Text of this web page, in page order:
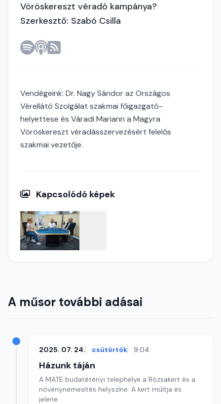
Vöröskereszt véradó kampánya?
Szerkesztő: Szabó Csilla
Vendégeink: Dr. Nagy Sándor az Országos
Vérellátó Szolgálat szakmai főigazgató-
helyettese és Váradi Mariann a Magyra
Vöröskereszt véradásszervezésért felelős
szakmai vezetője.
Kapcsolódó képek
A műsor további adásai
2025. 07. 24. csütörtök 9:04
Házunk táján
A MATE budatétényi telephelye a Rózsakert és a
növénynemesítés helyszíne. A kert múltja és
jelene.